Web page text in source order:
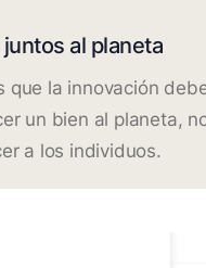
al planeta
que la innovación
un bien al planeta,
a los individuos.